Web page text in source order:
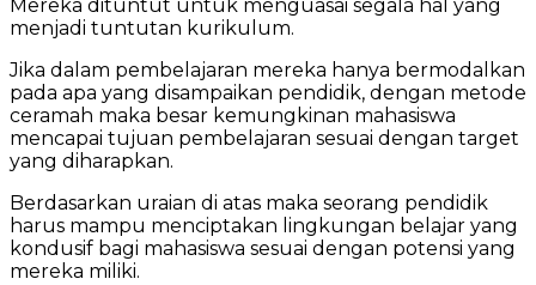
Mereka dituntut untuk menguasai segala hal yang
menjadi tuntutan kurikulum.
Jika dalam pembelajaran mereka hanya bermodalkan
pada apa yang disampaikan pendidik, dengan metode
ceramah maka besar kemungkinan mahasiswa
mencapai tujuan pembelajaran sesuai dengan target
yang diharapkan.
Berdasarkan uraian di atas maka seorang pendidik
harus mampu menciptakan lingkungan belajar yang
kondusif bagi mahasiswa sesuai dengan potensi yang
mereka miliki.